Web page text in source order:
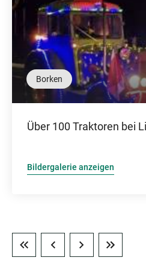
Borken
Über 100 Traktoren bei
Bildergalerie anzeigen